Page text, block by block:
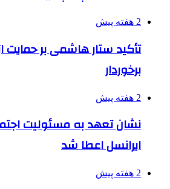
2 هفته پیش
تأکید ستار هاشمی بر حمایت
برخوردار
2 هفته پیش
نشان تعهد به مسئولیت
ایرانسل اعطا شد
2 هفته پیش